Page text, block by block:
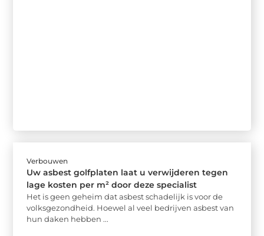
Verbouwen
Uw asbest golfplaten laat u verwijderen tegen
lage kosten per m² door deze specialist
Het is geen geheim dat asbest schadelijk is voor de
volksgezondheid. Hoewel al veel bedrijven asbest van
hun daken hebben ...